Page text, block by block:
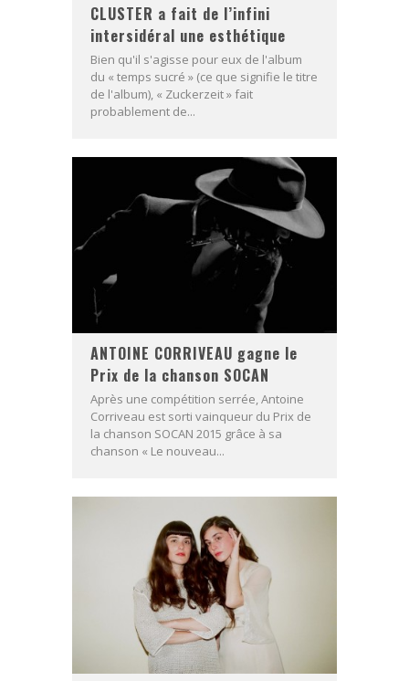
CLUSTER a fait de l’infini
intersidéral une esthétique
Bien qu'il s'agisse pour eux de l'album
du « temps sucré » (ce que signifie le titre
de l'album), « Zuckerzeit » fait
probablement de...
ANTOINE CORRIVEAU gagne le
Prix de la chanson SOCAN
Après une compétition serrée, Antoine
Corriveau est sorti vainqueur du Prix de
la chanson SOCAN 2015 grâce à sa
chanson « Le nouveau...